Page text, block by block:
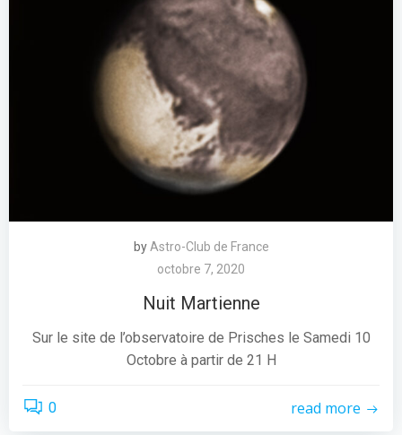
by Astro-Club de France
octobre 7, 2020
Nuit Martienne
Sur le site de l’observatoire de Prisches le Samedi 10
Octobre à partir de 21 H
0 read more